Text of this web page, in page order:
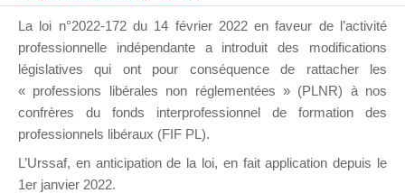
DU
DIRIGEANT
La loi n°2022-172 du 14 février 2022 en faveur de l’activité
professionnelle indépendante a introduit des modifications
législatives qui ont pour conséquence de rattacher les
« professions libérales non réglementées » (PLNR) à nos
confrères du fonds interprofessionnel de formation des
professionnels libéraux (FIF PL).
L’Urssaf, en anticipation de la loi, en fait application depuis le
1er janvier 2022.